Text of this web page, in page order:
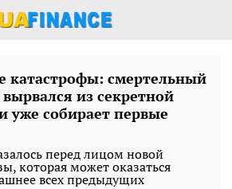
катастрофы: смертельный
из секретной
уже собирает первые
перед лицом новой
которая может оказаться
всех предыдущих